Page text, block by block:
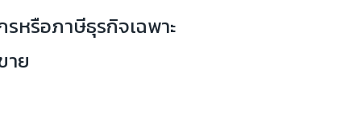
หรือภาษีธุรกิจเฉพาะ
าย